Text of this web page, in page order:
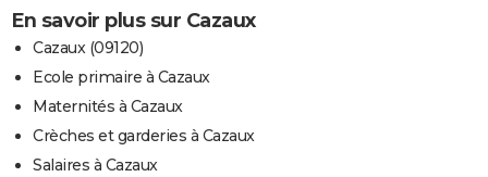
En savoir plus sur Cazaux
Cazaux (09120)
Ecole primaire à Cazaux
Maternités à Cazaux
Crèches et garderies à Cazaux
Salaires à Cazaux